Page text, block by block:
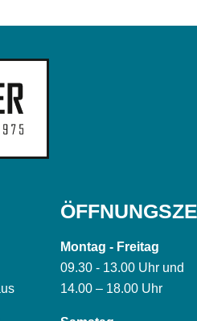
Montag - Freitag
09.30 - 13.00 Uhr und
14.00 – 18.00 Uhr